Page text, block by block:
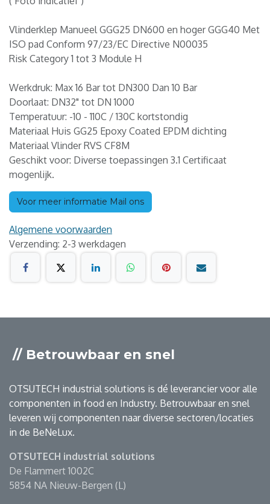
Vlinderklep Manueel GGG25 DN600 en hoger GGG40 Met
ISO pad Conform 97/23/EC Directive N00035
Risk Category 1 tot 3 Module H
Werkdruk: Max 16 Bar tot DN300 Dan 10 Bar
Doorlaat: DN32" tot DN 1000
Temperatuur: -10 - 110C / 130C kortstondig
Materiaal Huis GG25 Epoxy Coated EPDM dichting
Materiaal Vlinder RVS CF8M
Geschikt voor: Diverse toepassingen 3.1 Certificaat
mogenlijk.
Voor meer informatie Mail ons
Algemene voorwaarden
Verzending: 2-3 werkdagen
// Betrouwbaar en snel
OTSUTECH industrial solutions is dé leverancier voor alle
componenten in food en Industry. Betrouwbaar en snel
leveren wij componenten naar diverse sectoren/locaties
in de BeNeLux.
OTSUTECH industrial solutions
De Flammert 1002C
5854 NA Nieuw-Bergen (L)